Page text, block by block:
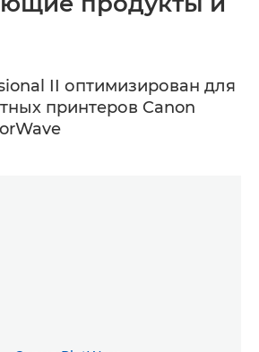
II оптимизирован для
принтеров Canon